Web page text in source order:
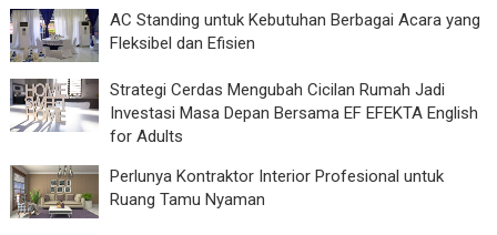
AC Standing untuk Kebutuhan Berbagai Acara yang
Fleksibel dan Efisien
Strategi Cerdas Mengubah Cicilan Rumah Jadi
Investasi Masa Depan Bersama EF EFEKTA English
for Adults
Perlunya Kontraktor Interior Profesional untuk
Ruang Tamu Nyaman